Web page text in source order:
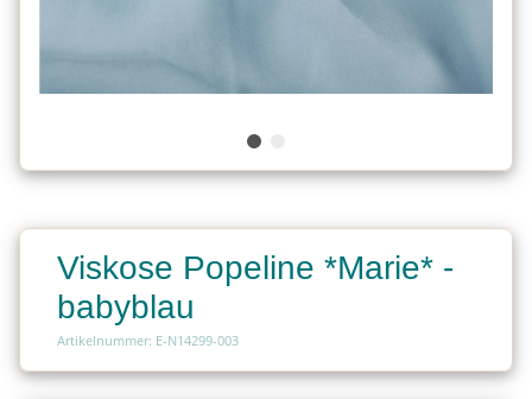
Viskose Popeline *Marie* -
babyblau
Artikelnummer: E-N14299-003